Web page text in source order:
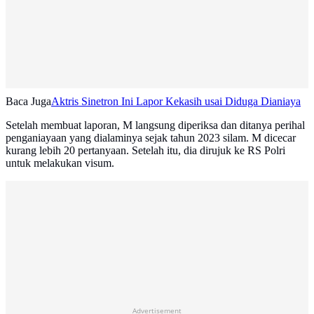
Baca JugaAktris Sinetron Ini Lapor Kekasih usai Diduga Dianiaya
Setelah membuat laporan, M langsung diperiksa dan ditanya perihal
penganiayaan yang dialaminya sejak tahun 2023 silam. M dicecar
kurang lebih 20 pertanyaan. Setelah itu, dia dirujuk ke RS Polri
untuk melakukan visum.
Advertisement